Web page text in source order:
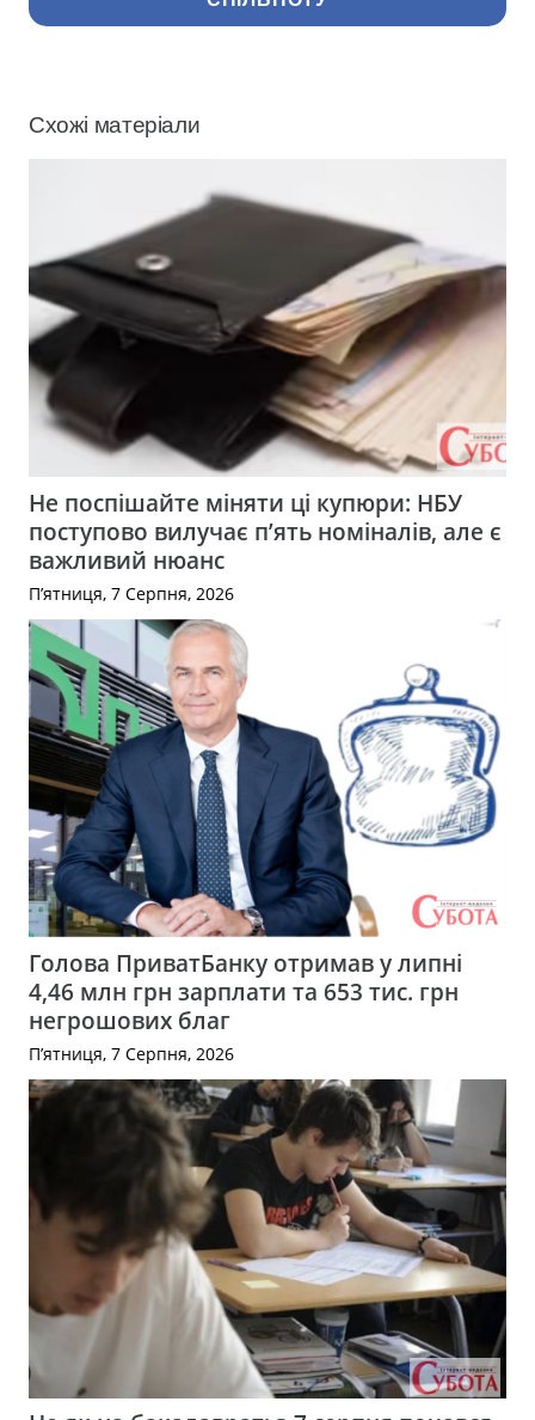
Схожі матеріали
Не поспішайте міняти ці купюри: НБУ
поступово вилучає п’ять номіналів, але є
важливий нюанс
П’ятниця, 7 Серпня, 2026
Голова ПриватБанку отримав у липні
4,46 млн грн зарплати та 653 тис. грн
негрошових благ
П’ятниця, 7 Серпня, 2026